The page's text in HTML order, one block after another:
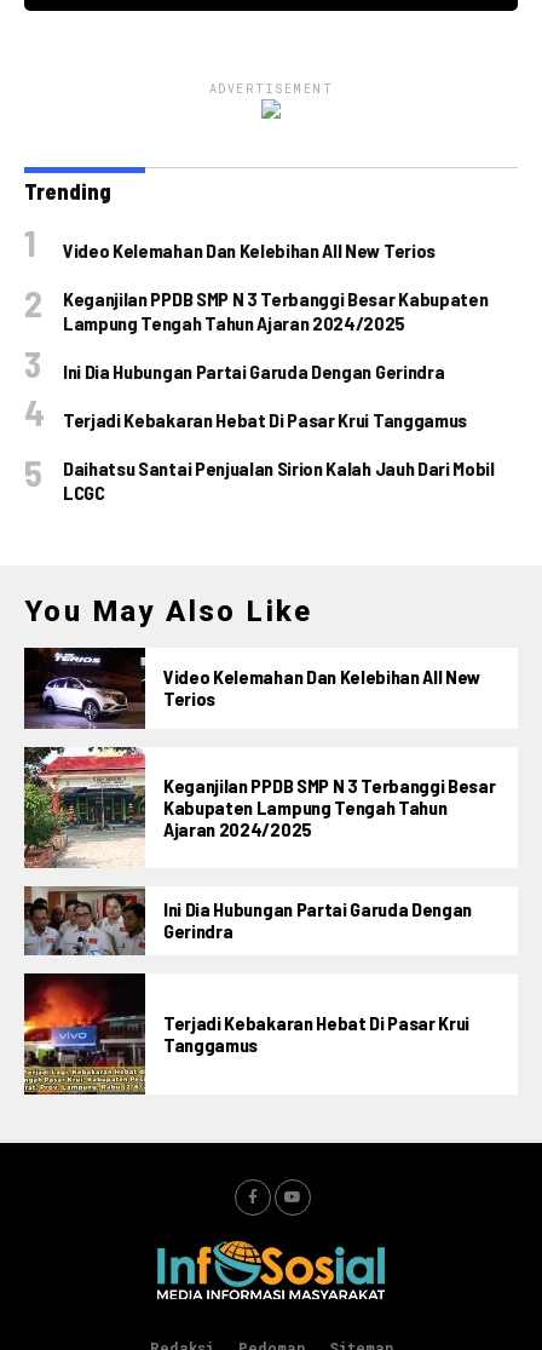
ADVERTISEMENT
Trending
Video Kelemahan Dan Kelebihan All New Terios
Keganjilan PPDB SMP N 3 Terbanggi Besar Kabupaten
Lampung Tengah Tahun Ajaran 2024/2025
Ini Dia Hubungan Partai Garuda Dengan Gerindra
Terjadi Kebakaran Hebat Di Pasar Krui Tanggamus
Daihatsu Santai Penjualan Sirion Kalah Jauh Dari Mobil
LCGC
You May Also Like
Video Kelemahan Dan Kelebihan All New
Terios
Keganjilan PPDB SMP N 3 Terbanggi Besar
Kabupaten Lampung Tengah Tahun
Ajaran 2024/2025
Ini Dia Hubungan Partai Garuda Dengan
Gerindra
Terjadi Kebakaran Hebat Di Pasar Krui
Tanggamus